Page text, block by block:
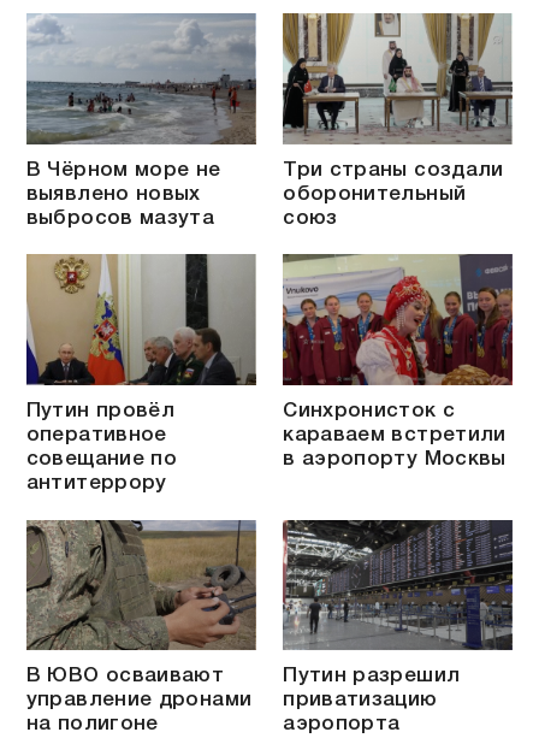
В Чёрном море не
выявлено новых
выбросов мазута
Три страны создали
оборонительный
союз
Путин провёл
оперативное
совещание по
антитеррору
Синхронисток с
караваем встретили
в аэропорту Москвы
В ЮВО осваивают
управление дронами
на полигоне
Путин разрешил
приватизацию
аэропорта